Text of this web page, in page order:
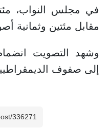
في مجلس النواب،
مقابل مئتين وثمانية
وشهد التصويت
إلى صفوف